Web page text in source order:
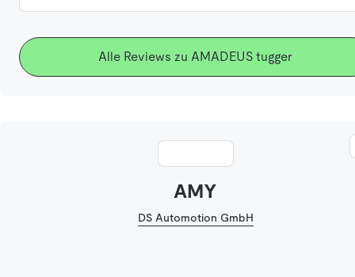
Alle Reviews zu AMADEUS tugger
AMY
DS Automotion GmbH